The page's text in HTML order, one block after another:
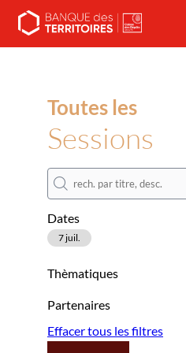
Toutes les
Sessions
Dates
7 juil.
Thèmatiques
Partenaires
Effacer tous les filtres